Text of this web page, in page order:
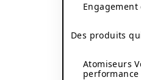
Des produits
Atomiseurs
performance